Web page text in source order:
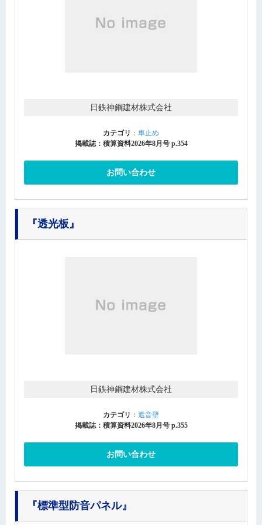
日鉄神鋼建材株式会社
カテゴリ ： 車止め
掲載誌：積算資料2026年8月号 p.354
お問い合わせ
『透光板』
日鉄神鋼建材株式会社
カテゴリ ： 遮音壁
掲載誌：積算資料2026年8月号 p.355
お問い合わせ
『標準型防音パネル』